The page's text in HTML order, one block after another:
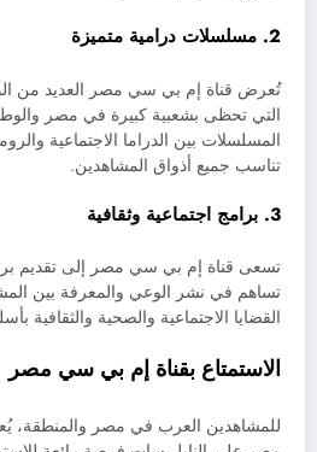
2. مسلسلات درامية متميزة
تُعرض قناة إم بي سي مصر العديد من
التي تحظى بشعبية كبيرة في مصر
المسلسلات بين الدراما الاجتماعية
تناسب جميع أذواق المشاهدين.
3. برامج اجتماعية وثقافية
تسعى قناة إم بي سي مصر إلى تقديم
تساهم في نشر الوعي والمعرفة بين
القضايا الاجتماعية والصحية والثقافية
الاستمتاع بقناة إم بي سي مصر
للمشاهدين العرب في مصر والمنطقة،